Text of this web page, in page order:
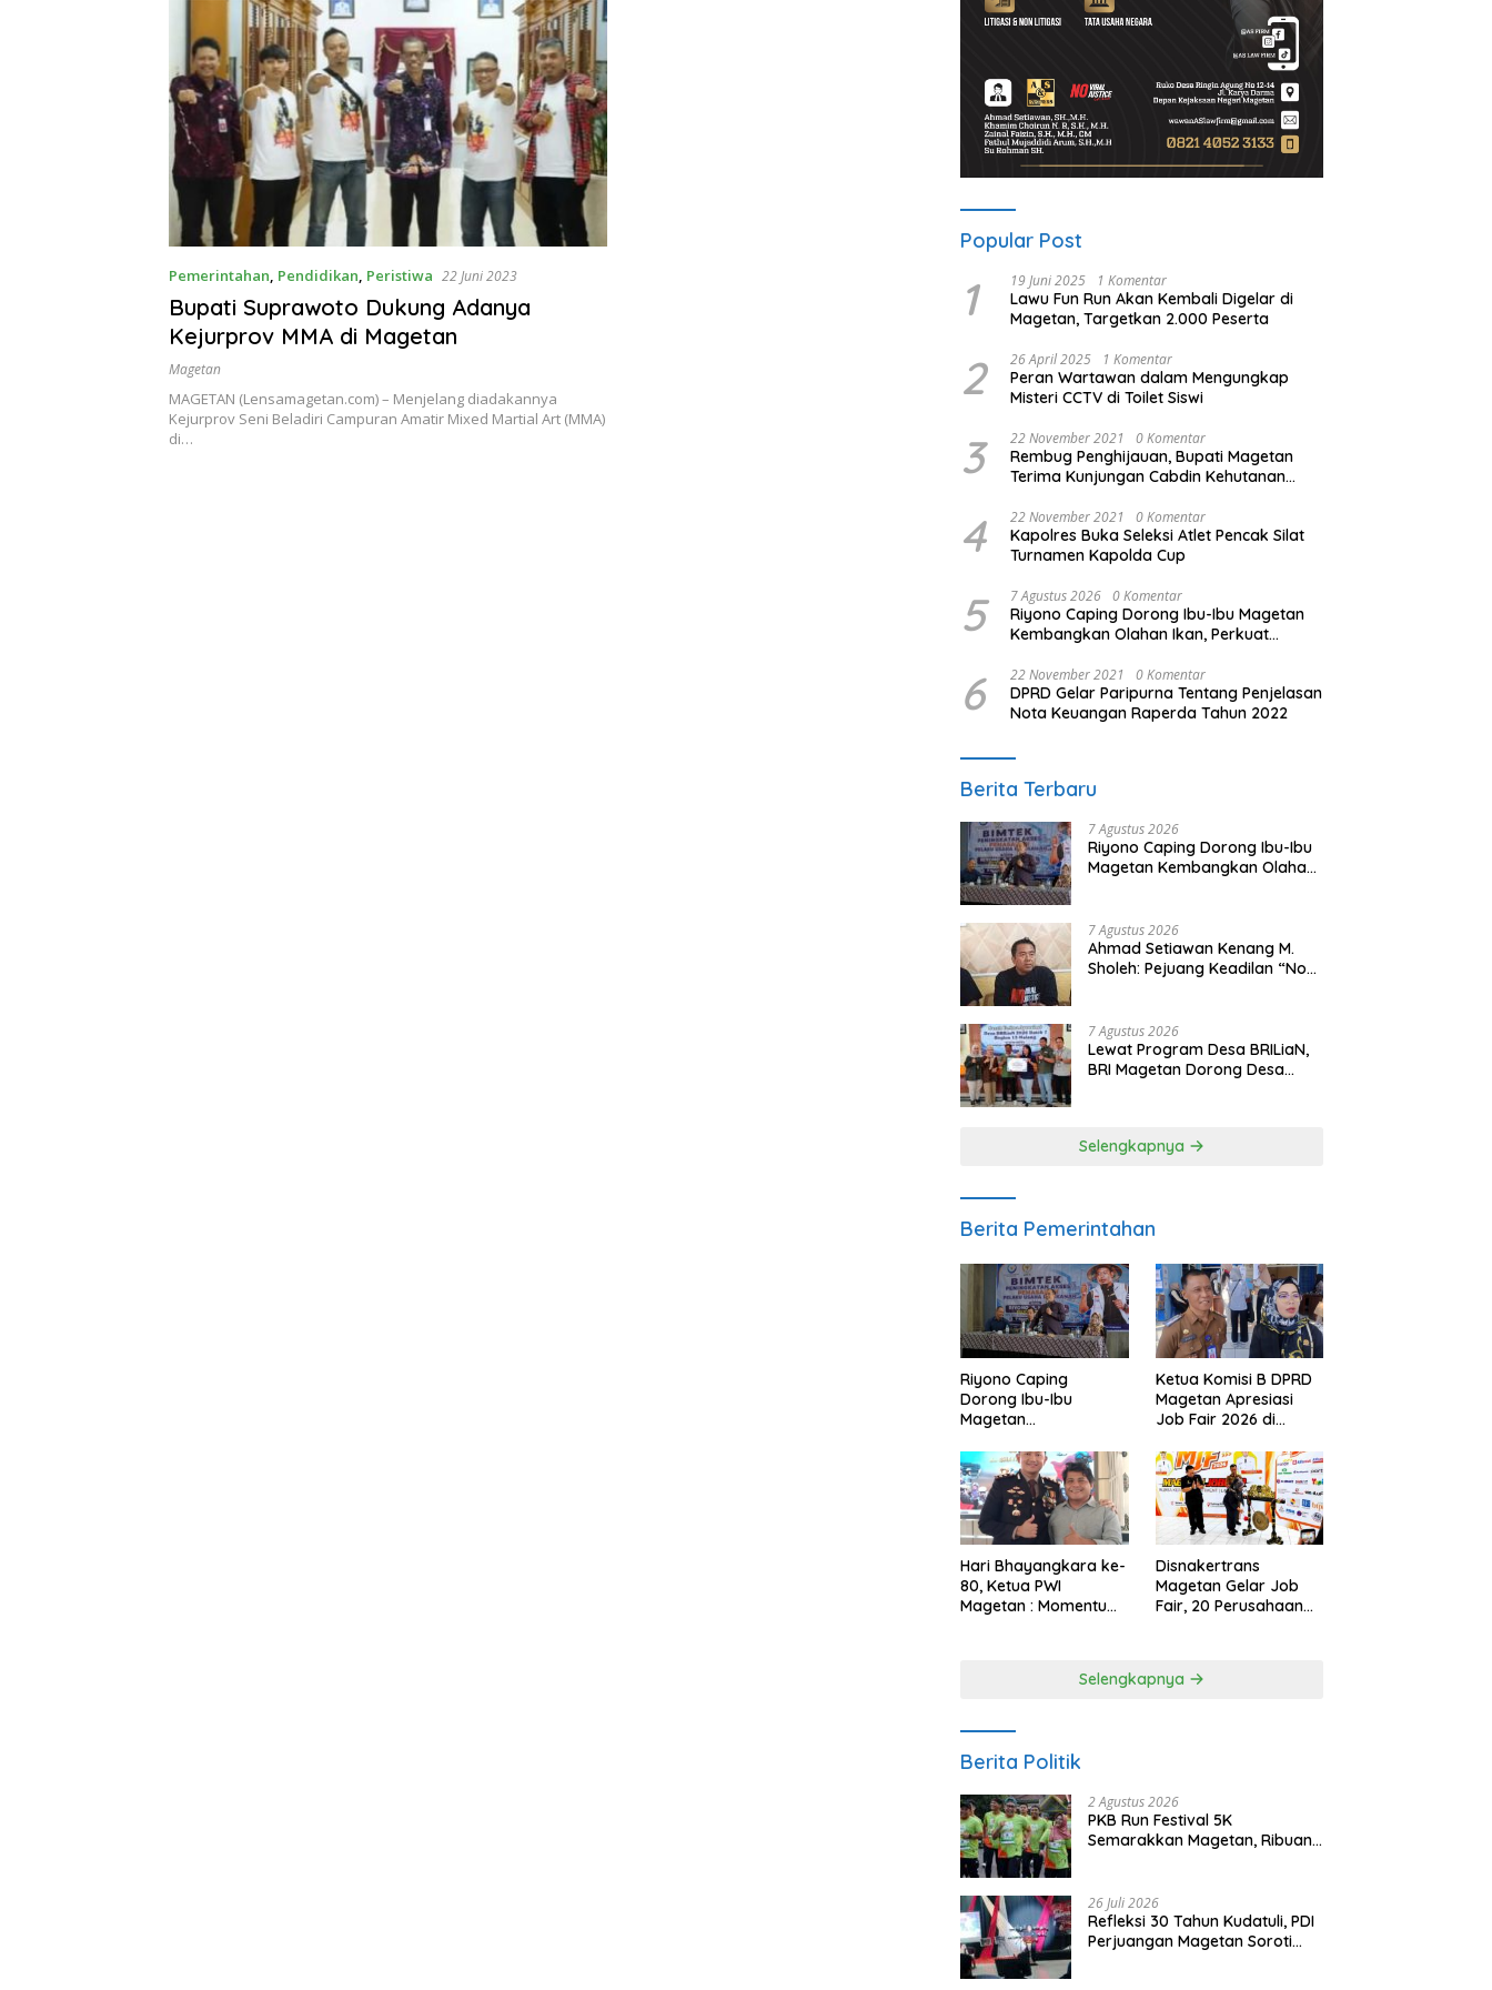
Pemerintahan, Pendidikan, Peristiwa 22 Juni 2023
Bupati Suprawoto Dukung Adanya
Kejurprov MMA di Magetan
Magetan
MAGETAN (Lensamagetan.com) – Menjelang diadakannya
Kejurprov Seni Beladiri Campuran Amatir Mixed Martial Art (MMA)
di…
Popular Post
1 19 Juni 2025 1 Komentar
Lawu Fun Run Akan Kembali Digelar di
Magetan, Targetkan 2.000 Peserta
2 26 April 2025 1 Komentar
Peran Wartawan dalam Mengungkap
Misteri CCTV di Toilet Siswi
3 22 November 2021 0 Komentar
Rembug Penghijauan, Bupati Magetan
Terima Kunjungan Cabdin Kehutanan
4 22 November 2021 0 Komentar
Kapolres Buka Seleksi Atlet Pencak Silat
Turnamen Kapolda Cup
5 7 Agustus 2026 0 Komentar
Riyono Caping Dorong Ibu-Ibu Magetan
Kembangkan Olahan Ikan, Perkuat
6 22 November 2021 0 Komentar
DPRD Gelar Paripurna Tentang Penjelasan
Nota Keuangan Raperda Tahun 2022
Berita Terbaru
7 Agustus 2026
Riyono Caping Dorong Ibu-Ibu
Magetan Kembangkan Olahan
7 Agustus 2026
Ahmad Setiawan Kenang M.
Sholeh: Pejuang Keadilan “No
7 Agustus 2026
Lewat Program Desa BRILiaN,
BRI Magetan Dorong Desa
Selengkapnya
Berita Pemerintahan
Riyono Caping
Dorong Ibu-Ibu
Magetan
Ikan, Perkuat Budaya
Gemar Makan Ikan
Ketua Komisi B DPRD
Magetan Apresiasi
Job Fair 2026 di
Anggaran
Hari Bhayangkara ke-
80, Ketua PWI
Magetan : Momentum
Disnakertrans
Magetan Gelar Job
Fair, 20 Perusahaan
Selengkapnya
Berita Politik
2 Agustus 2026
PKB Run Festival 5K
Semarakkan Magetan, Ribuan
26 Juli 2026
Refleksi 30 Tahun Kudatuli, PDI
Perjuangan Magetan Soroti